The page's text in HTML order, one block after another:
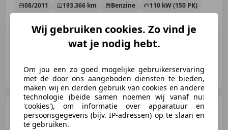
08/2011 193.366 km Benzine
110 kW (150 PK)
Autocentrum Eemnes B.V.
NL-3755 BX EEMNES
Hyundai i10 1.0 TGDi 74kW
N-Line 5-drs
Wij gebruiken cookies. Zo vind je
wat je nodig hebt.
Om jou een zo goed mogelijke gebruikerservaring
met de door ons aangeboden diensten te bieden,
maken wij en derden gebruik van cookies en andere
technologie (beide samen noemen wij vanaf nu:
'cookies'), om informatie over apparatuur en
persoonsgegevens (bijv. IP-adressen) op te slaan en
te gebruiken.